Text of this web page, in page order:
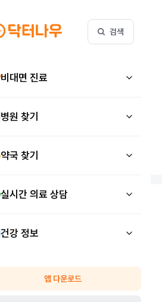
검색
비대면 진료
병원 찾기
약국 찾기
실시간 의료 상담
건강 정보
앱 다운로드